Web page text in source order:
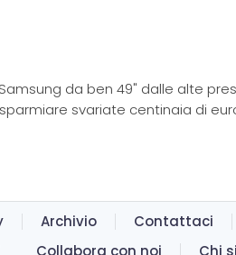
da ben 49" dalle alte
svariate centinaia di
Archivio Contattaci
Collabora con noi Chi